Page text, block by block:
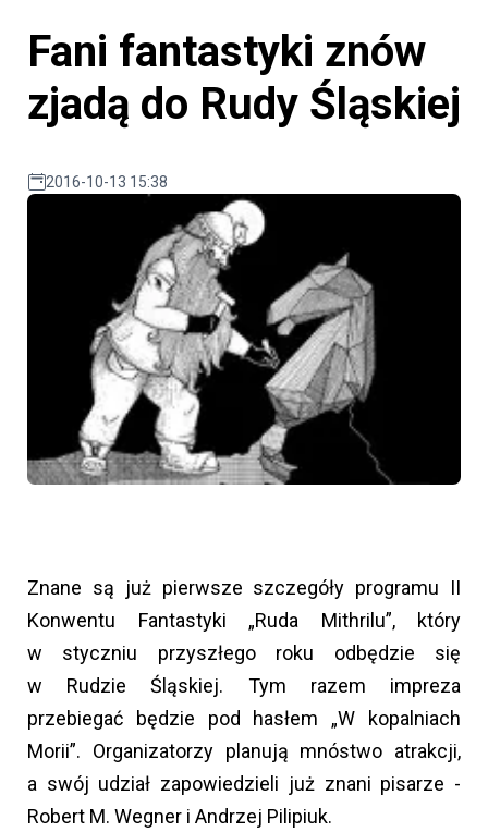
Fani fantastyki znów
zjadą do Rudy Śląskiej
2016-10-13 15:38
Znane są już pierwsze szczegóły programu II
Konwentu Fantastyki „Ruda Mithrilu”, który
w styczniu przyszłego roku odbędzie się
w Rudzie Śląskiej. Tym razem impreza
przebiegać będzie pod hasłem „W kopalniach
Morii”. Organizatorzy planują mnóstwo atrakcji,
a swój udział zapowiedzieli już znani pisarze -
Robert M. Wegner i Andrzej Pilipiuk.